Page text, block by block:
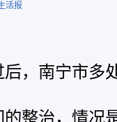
活报
，南宁市多
整治，情况